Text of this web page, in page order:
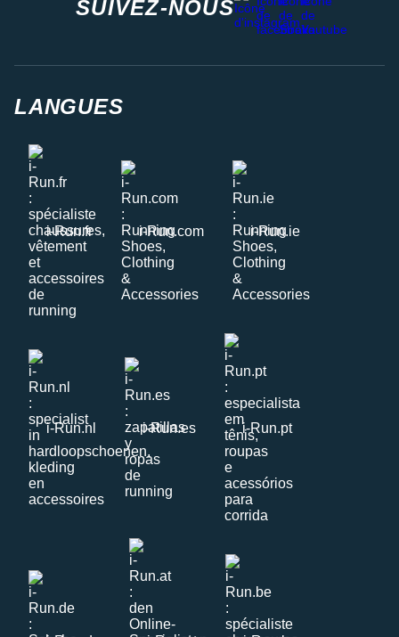
SUIVEZ-NOUS
LANGUES
i-Run.fr i-Run.com i-Run.ie
i-Run.nl i-Run.es i-Run.pt